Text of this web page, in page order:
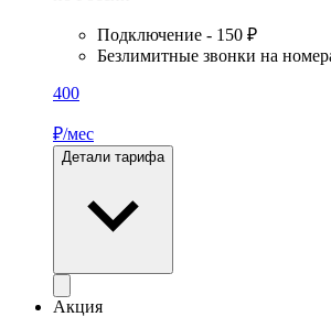
Подключение - 150 ₽
Безлимитные звонки на
400
₽/мес
Детали тарифа
Акция